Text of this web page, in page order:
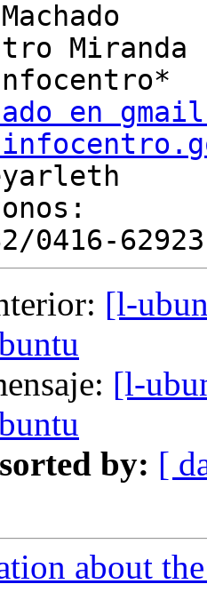
Miranda
en
[l-
[l-
by: [
about